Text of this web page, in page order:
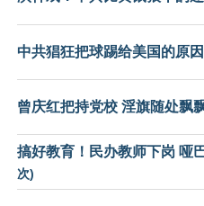
中共猖狂把球踢给美国的原因
曾庆红把持党校 淫旗随处飘
搞好教育！民办教师下岗 哑
次)